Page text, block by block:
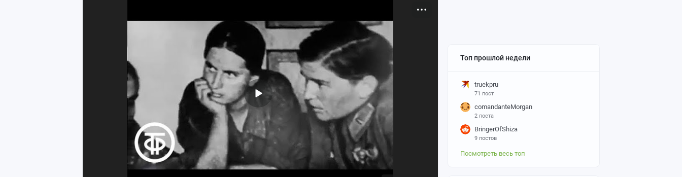
Топ прошлой недели
truekpru
71 пост
comandanteMorgan
2 поста
BringerOfShiza
9 постов
Посмотреть весь топ
Восток, 6000 километров пути. Двадцать шесть часов в воздухе без посадки - даже для мужских
экипажей задача на грани возможного.
А тут женщины летят. Раскова сидела за штурманским столиком и вела самолёт по курсу, не зная
усталости. Когда топливо кончалось, Гризодубова сажала машину в приморских болотах.
Жёстко, но живы остались все.
Советская пресса взорвалась заголовками. Три девчонки стали национальными героинями.
Раскова получила звезду Героя Советского Союза первой среди женщин - в 26 лет.
В кабинет к самому Сталину
Война началась, и Марина рвалась на фронт. Бегала по кабинетам военачальников, писала
Штурман Марина Раскова была настоящей «звездой» предвоенного СССР. Девушка установила
пять мировых авиационных рекордов, совершила беспосадочный перелет Москва–Дальний
Восток. В 1938 она стала одной из первых женщин, удостоенных звания Героя Советского Союза.
Во время Великой Отечественной Раскова инициировала создание женских авиаполков.
Расскажем о жизни и смерти отважного старшего лейтенанта. Вы узнаете, что девушка
вспоминала о своем рекордном перелете и как она погибла в годы войны.